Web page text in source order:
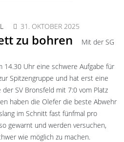
31. OKTOBER 2025
zu bohren Mit der SG
14.30 Uhr eine schwere Aufgabe für
Spitzengruppe und hat erst eine
SV Bronsfeld mit 7:0 vom Platz
haben die Olefer die beste Abwehr
im Schnitt fast fünfmal pro
gewarnt und werden versuchen,
wie möglich zu machen.